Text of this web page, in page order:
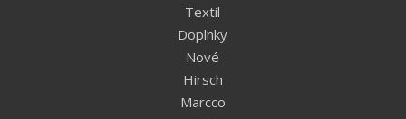
Textil
Doplnky
Nové
Hirsch
Marcco